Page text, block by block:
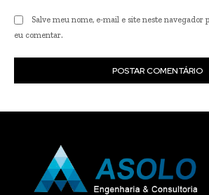
Salve meu nome, e-mail e site neste navegador
eu comentar.